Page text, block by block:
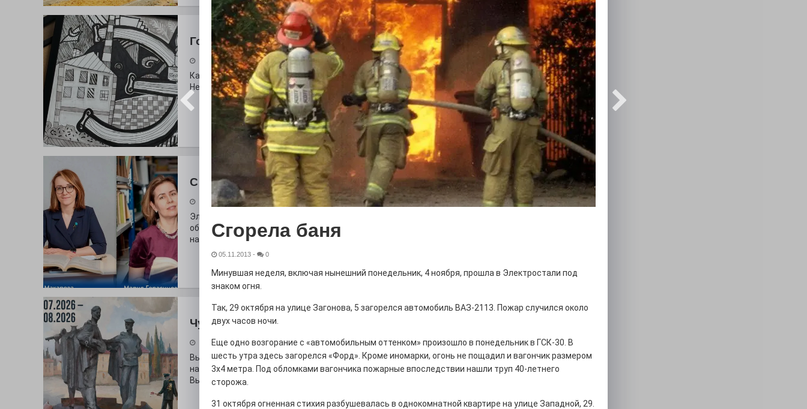
поделиться
Городские сплетения
30.07.2026 0
Как выглядит буква Э в разрезе истории города?
Неожиданный вопрос, правда?
С любовью к истории, литературе и детям
29.07.2026 0
Электросталь давно зарекомендовала себя флагманом
образования. В очередной раз этот статус подтвердили
наши педагоги.
Чувство Родины — одно на всех
28.07.2026 0
Выставка «Палитра героизма» — новый масштабный проект,
на который электростальцев приглашает к себе
Выставочный зал им. Олега Коняшина.
Сгорела баня
05.11.2013 - 0
Минувшая неделя, включая нынешний понедельник, 4 ноября, прошла в Электростали под
знаком огня.
Так, 29 октября на улице Загонова, 5 загорелся автомобиль ВАЗ-2113. Пожар случился около
двух часов ночи.
Еще одно возгорание с «автомобильным оттенком» произошло в понедельник в ГСК-30. В
шесть утра здесь загорелся «Форд». Кроме иномарки, огонь не пощадил и вагончик размером
3х4 метра. Под обломками вагончика пожарные впоследствии нашли труп 40-летнего
сторожа.
31 октября огненная стихия разбушевалась в однокомнатной квартире на улице Западной, 29.